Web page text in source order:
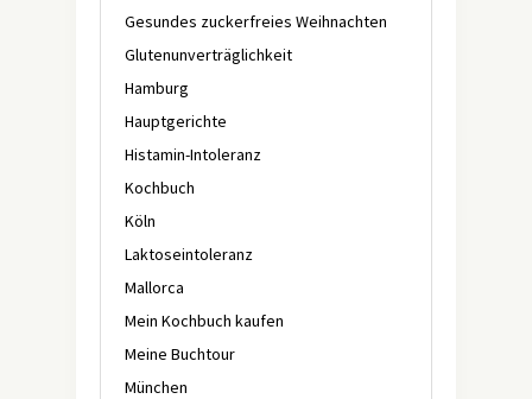
Gesundes zuckerfreies Weihnachten
Glutenunverträglichkeit
Hamburg
Hauptgerichte
Histamin-Intoleranz
Kochbuch
Köln
Laktoseintoleranz
Mallorca
Mein Kochbuch kaufen
Meine Buchtour
München